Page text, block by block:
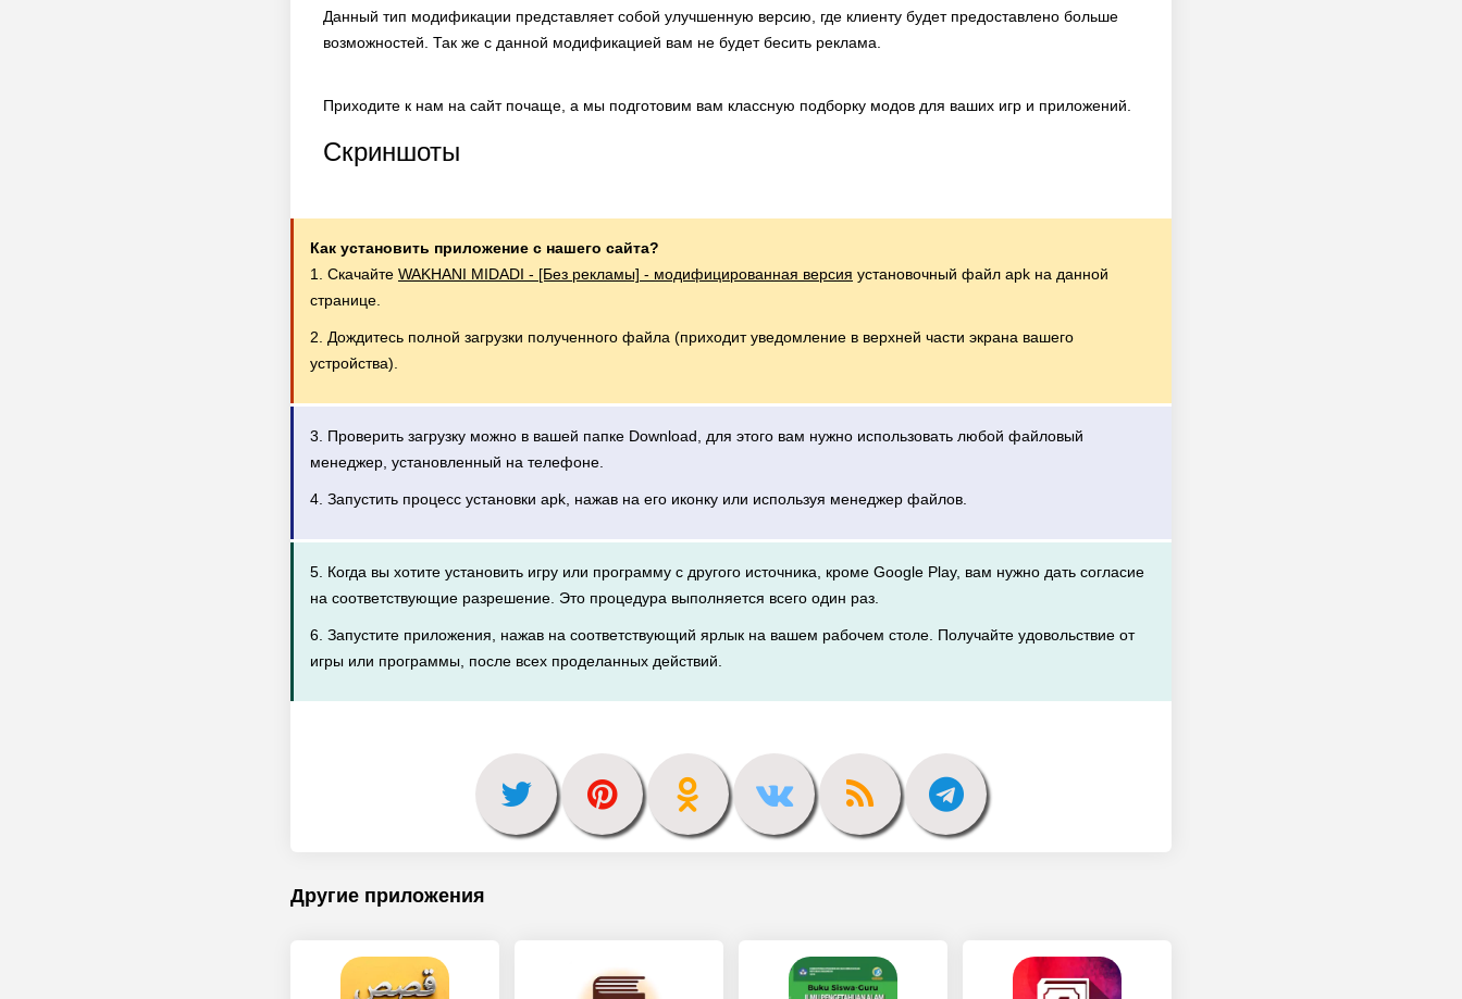
Данный тип модификации представляет собой улучшенную версию, где клиенту будет предоставлено больше
возможностей. Так же с данной модификацией вам не будет бесить реклама.
Приходите к нам на сайт почаще, а мы подготовим вам классную подборку модов для ваших игр и приложений.
Скриншоты
Как установить приложение с нашего сайта?
1. Скачайте WAKHANI MIDADI - [Без рекламы] - модифицированная версия установочный файл apk на данной
странице.
2. Дождитесь полной загрузки полученного файла (приходит уведомление в верхней части экрана вашего
устройства).
3. Проверить загрузку можно в вашей папке Download, для этого вам нужно использовать любой файловый
менеджер, установленный на телефоне.
4. Запустить процесс установки apk, нажав на его иконку или используя менеджер файлов.
5. Когда вы хотите установить игру или программу с другого источника, кроме Google Play, вам нужно дать согласие
на соответствующие разрешение. Это процедура выполняется всего один раз.
6. Запустите приложения, нажав на соответствующий ярлык на вашем рабочем столе. Получайте удовольствие от
игры или программы, после всех проделанных действий.
Другие приложения